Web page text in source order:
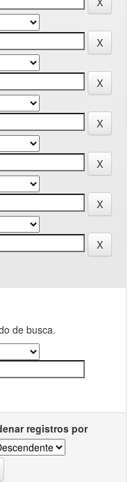
de busca.
registros por